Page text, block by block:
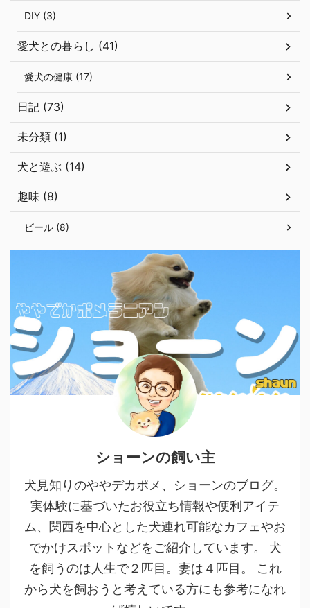
DIY (3)
愛犬との暮らし (41)
愛犬の健康 (17)
日記 (73)
未分類 (1)
犬と遊ぶ (14)
趣味 (8)
ビール (8)
ショーンの飼い主
犬見知りのややデカポメ、ショーンのブログ。
実体験に基づいたお役立ち情報や便利アイテ
ム、関西を中心とした犬連れ可能なカフェやお
でかけスポットなどをご紹介しています。 犬
を飼うのは人生で２匹目。妻は４匹目。 これ
から犬を飼おうと考えている方にも参考になれ